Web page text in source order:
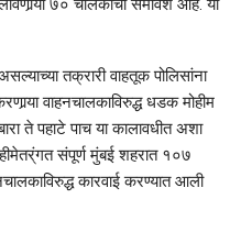
७० चालकांचा समावेश आहे. या
तक्रारी वाहतूक पोलिसांना
वाहनचालकाविरुद्ध धडक मोहीम
ते पहाटे पाच या कालावधीत अशा
संपूर्ण मुंबई शहरात १०७
कारवाई करण्यात आली